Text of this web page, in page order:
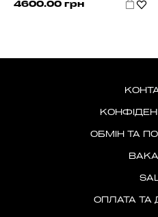
4600.00 грн
ОБМІН ТА
ОПЛАТА ТА